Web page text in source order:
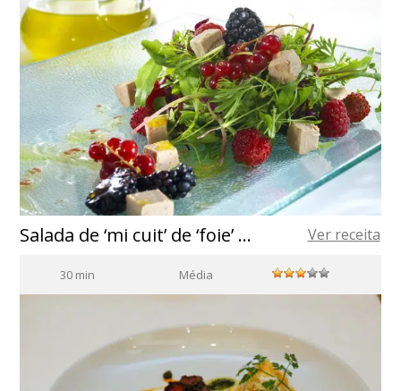
Salada de ‘mi cuit’ de ‘foie’ e frutas silvestres Ver receita
30 min Média